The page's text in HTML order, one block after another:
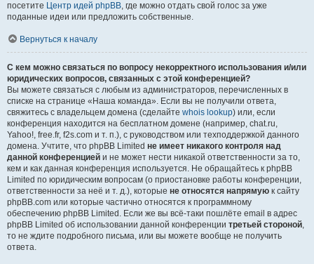
посетите Центр идей phpBB, где можно отдать свой голос за уже
поданные идеи или предложить собственные.
Вернуться к началу
С кем можно связаться по вопросу некорректного использования и/или
юридических вопросов, связанных с этой конференцией?
Вы можете связаться с любым из администраторов, перечисленных в
списке на странице «Наша команда». Если вы не получили ответа,
свяжитесь с владельцем домена (сделайте whois lookup) или, если
конференция находится на бесплатном домене (например, chat.ru,
Yahoo!, free.fr, f2s.com и т. п.), с руководством или техподдержкой данного
домена. Учтите, что phpBB Limited не имеет никакого контроля над
данной конференцией и не может нести никакой ответственности за то,
кем и как данная конференция используется. Не обращайтесь к phpBB
Limited по юридическим вопросам (о приостановке работы конференции,
ответственности за неё и т. д.), которые не относятся напрямую к сайту
phpBB.com или которые частично относятся к программному
обеспечению phpBB Limited. Если же вы всё-таки пошлёте email в адрес
phpBB Limited об использовании данной конференции третьей стороной,
то не ждите подробного письма, или вы можете вообще не получить
ответа.